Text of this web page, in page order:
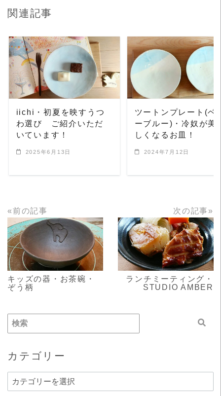
関連記事
READ MORE
iichi・初夏を映すうつ
わ選び ご紹介いただ
いています！
2025年6月13日
READ MORE
ツートンプレート(ベ
ーブルー)・冷奴が美
しくなるお皿！
2024年7月12日
«前の記事
READ MORE
キッズの器・お茶碗・
ぞう柄
次の記事»
READ MORE
ランチミーティング・
STUDIO AMBER
カテゴリー
カ
テ